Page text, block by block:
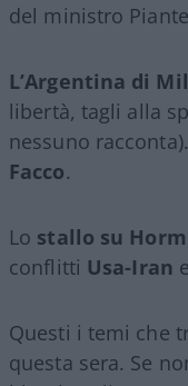
del ministro
L’Argentina di
libertà, tagli alla
nessuno
Facco.
Lo stallo su
conflitti Usa-Iran e
Questi i temi che
questa sera. Se